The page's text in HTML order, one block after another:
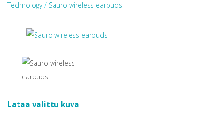
Technology/ Sauro wireless earbuds
Lataa valittu kuva